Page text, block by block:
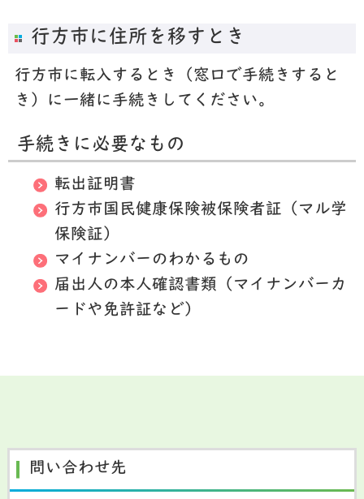
行方市に住所を移すとき
行方市に転入するとき（窓口で手続きすると
き）に一緒に手続きしてください。
手続きに必要なもの
転出証明書
行方市国民健康保険被保険者証（マル学
保険証）
マイナンバーのわかるもの
届出人の本人確認書類（マイナンバーカ
ードや免許証など）
問い合わせ先